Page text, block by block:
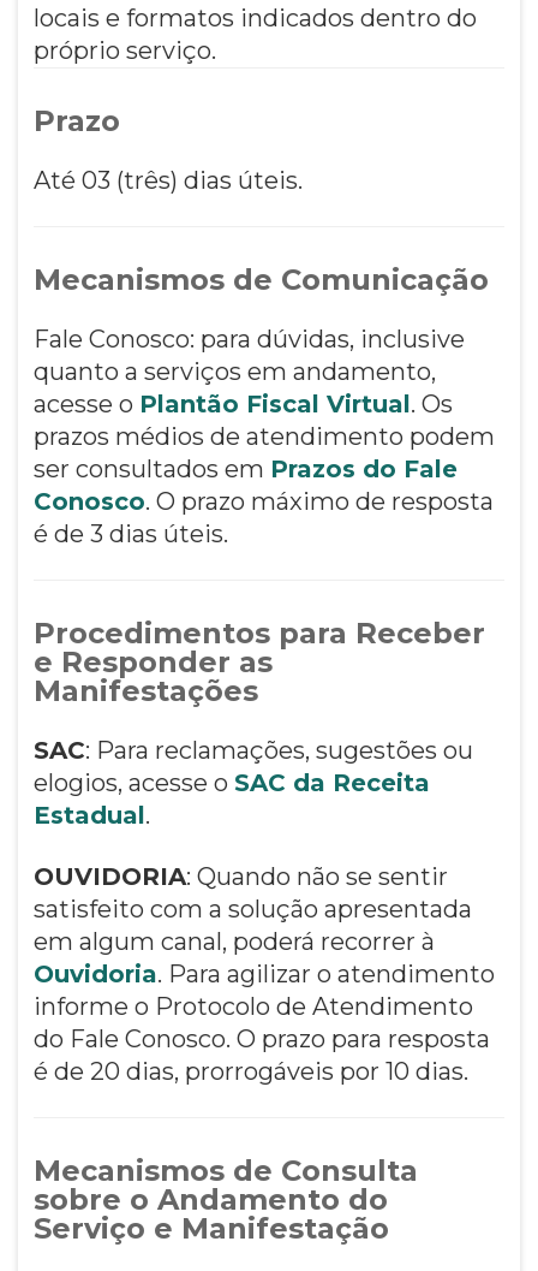
locais e formatos indicados dentro do
próprio serviço.
Prazo
Até 03 (três) dias úteis.
Mecanismos de Comunicação
Fale Conosco: para dúvidas, inclusive
quanto a serviços em andamento,
acesse o Plantão Fiscal Virtual. Os
prazos médios de atendimento podem
ser consultados em Prazos do Fale
Conosco. O prazo máximo de resposta
é de 3 dias úteis.
Procedimentos para Receber
e Responder as
Manifestações
SAC: Para reclamações, sugestões ou
elogios, acesse o SAC da Receita
Estadual.
OUVIDORIA: Quando não se sentir
satisfeito com a solução apresentada
em algum canal, poderá recorrer à
Ouvidoria. Para agilizar o atendimento
informe o Protocolo de Atendimento
do Fale Conosco. O prazo para resposta
é de 20 dias, prorrogáveis por 10 dias.
Mecanismos de Consulta
sobre o Andamento do
Serviço e Manifestação